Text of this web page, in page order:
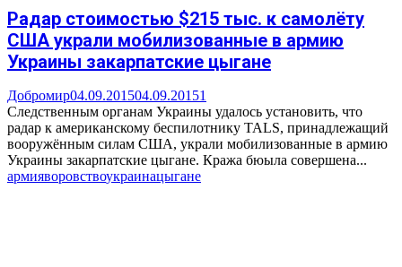
Радар стоимостью $215 тыс. к самолёту
США украли мобилизованные в армию
Украины закарпатские цыгане
Добромир04.09.201504.09.20151
Следственным органам Украины удалось установить, что
радар к американскому беспилотнику ТАLS, принадлежащий
вооружённым силам США, украли мобилизованные в армию
Украины закарпатские цыгане. Кража бюыла совершена...
армияворовствоукраинацыгане